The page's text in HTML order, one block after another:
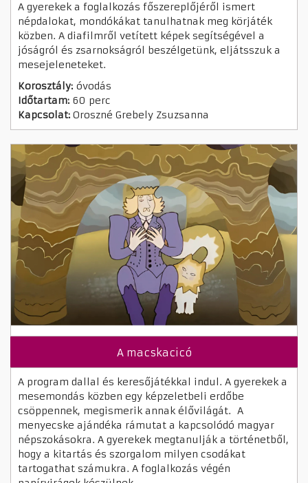
A gyerekek a foglalkozás főszereplőjéről ismert
népdalokat, mondókákat tanulhatnak meg körjáték
közben. A diafilmről vetített képek segítségével a
jóságról és zsarnokságról beszélgetünk, eljátsszuk a
mesejeleneteket.
Korosztály: óvodás
Időtartam: 60 perc
Kapcsolat: Oroszné Grebely Zsuzsanna
A macskacicó
A program dallal és keresőjátékkal indul. A gyerekek a
mesemondás közben egy képzeletbeli erdőbe
csöppennek, megismerik annak élővilágát. A
menyecske ajándéka rámutat a kapcsolódó magyar
népszokásokra. A gyerekek megtanulják a történetből,
hogy a kitartás és szorgalom milyen csodákat
tartogathat számukra. A foglalkozás végén